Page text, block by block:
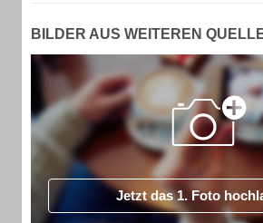
BILDER AUS WEITEREN
Jetzt das 1. Foto